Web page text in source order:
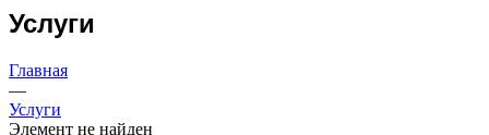
Услуги
Главная
—
Услуги
Элемент не найден